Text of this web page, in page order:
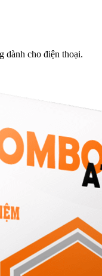
dành cho điện thoại.